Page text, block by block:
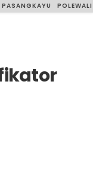
PASANGKAYU